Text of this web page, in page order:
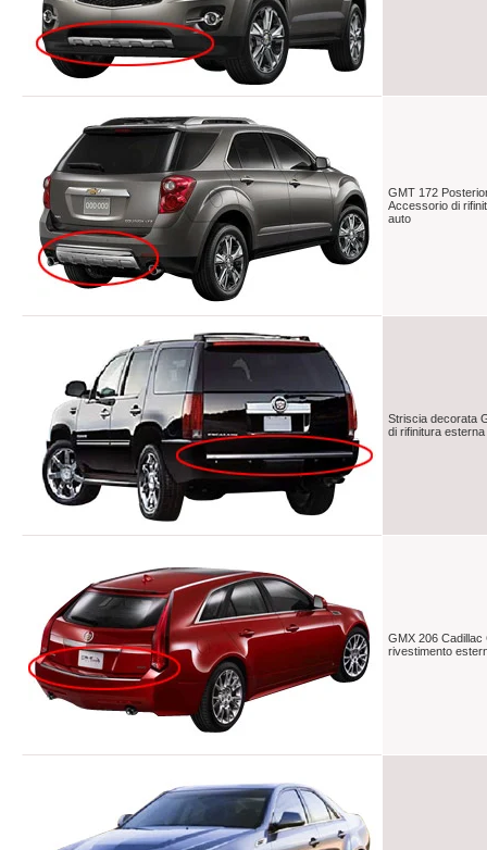
GMT 172
Accessorio di
auto
Striscia decorata
di rifinitura
GMX 206
rivestimento